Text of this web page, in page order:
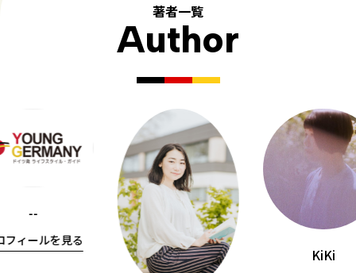
著者一覧
Author
--
フィールを見る
KiKi